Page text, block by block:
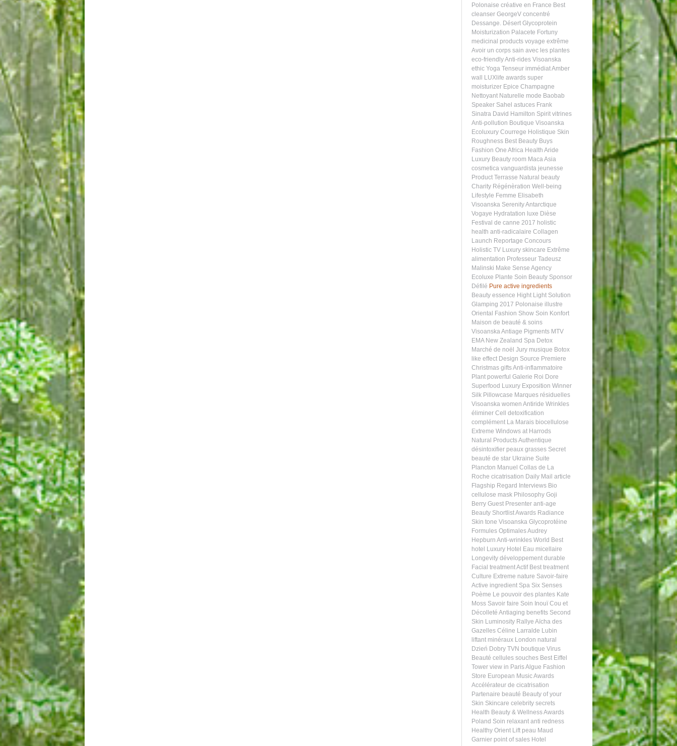
Polonaise créative en France Best
cleanser GeorgeV concentré
Dessange. Désert Glycoprotein
Moisturization Palacete Fortuny
medicinal products voyage extrême
Avoir un corps sain avec les plantes
eco-friendlyAnti-rides Visoanska
ethic Yoga Tenseur immédiatAmber
wall
LUXlife awards super
moisturizer Epice Champagne
Nettoyant Naturelle mode Baobab
Speaker Sahel astuces Frank
Sinatra David Hamilton Spirit vitrines
Anti-pollution Boutique Visoanska
Ecoluxury Courrege Holistique Skin
Roughness Best Beauty Buys
Fashion One Africa Health Aride
Luxury Beauty room MacaAsia
cosmetica vanguardista jeunesse
Product Terrasse Natural beauty
Charity Régénèration Well-being
Lifestyle Femme Elisabeth
Visoanska SerenityAntarctique
Vogaye Hydratation luxe Dièse
Festival de canne 2017 holistic
health anti-radicalaire Collagen
Launch Reportage Concours
Holistic TV Luxury skincare Extrême
alimentation Professeur Tadeusz
Malinski Make Sense Agency
Ecoluxe Plante Soin Beauty Sponsor
Défilé Pure active ingredients
Beauty essence Hight Light Solution
Glamping 2017 Polonaise illustre
Oriental Fashion Show Soin Konfort
Maison de beauté & soins
VisoanskaAntiage Pigments MTV
EMA New Zealand Spa Detox
Marché de noël Jury musique Botox
like effect Design Source Premiere
Christmas giftsAnti-inflammatoire
Plant powerful Galerie Roi Dore
Superfood Luxury Exposition Winner
Silk Pillowcase Marques résiduelles
Visoanska women Antiride Wrinkles
éliminer Cell detoxification
complément La Marais biocellulose
Extreme Windows at Harrods
Natural ProductsAuthentique
désintoxifier peaux grasses Secret
beauté de star Ukraine Suite
Plancton Manuel Collas de La
Roche cicatrisation Daily Mail article
Flagship Regard Interviews Bio
cellulose mask Philosophy Goji
Berry Guest Presenter anti-age
Beauty Shortlist Awards Radiance
Skin tone Visoanska Glycoprotéine
Formules OptimalesAudrey
Hepburn Anti-wrinkles World Best
hotel
Luxury Hotel
Eau micellaire
Longevity développement durable
Facial treatmentActif Best treatment
Culture Extreme nature Savoir-faire
Active ingredient Spa Six Senses
Poème Le pouvoir des plantes Kate
Moss Savoir faire Soin Inouï Cou et
Décolleté Antiaging benefits Second
Skin Luminosity Rallye Aïcha des
Gazelles Céline Larralde Lubin
liftant minéraux London natural
Dzień Dobry TVN boutique Virus
Beauté cellules souches Best Eiffel
Tower view in ParisAlgue Fashion
Store European Music Awards
Accélérateur de cicatrisation
Partenaire beauté Beauty of your
Skin Skincare celebrity secrets
Health Beauty & Wellness Awards
Poland Soin relaxant anti redness
Healthy Orient Lift peau Maud
Garnier point of sales Hotel